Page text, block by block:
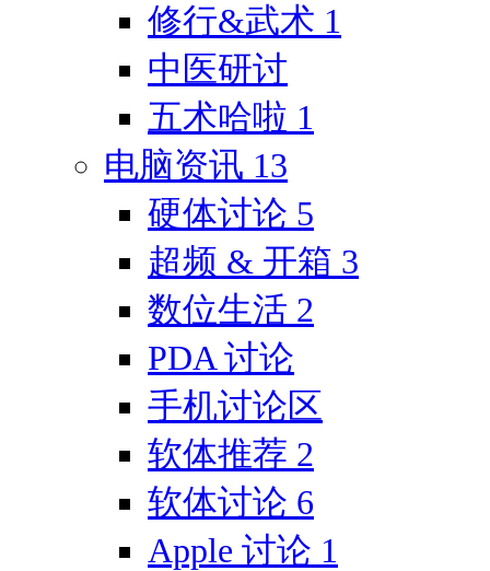
修行&武术 1
中医研讨
五术哈啦 1
电脑资讯 13
硬体讨论 5
超频 & 开箱 3
数位生活 2
PDA 讨论
手机讨论区
软体推荐 2
软体讨论 6
Apple 讨论 1